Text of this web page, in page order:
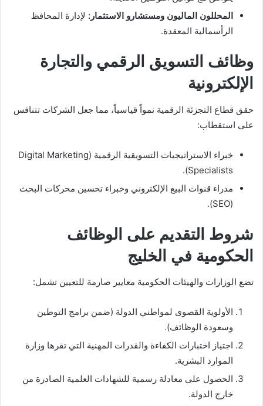
المحللون الماليون ومستشارو الاستثمار: لإدارة المحافظ
الرأسمالية المعقدة.
وظائف التسويق الرقمي والتجارة
الإلكترونية
حقق قطاع التجزئة الرقمية نمواً قياسياً، مما جعل الشركات تتنافس
على استقطاب:
خبراء الاستراتيجيات التسويقية الرقمية (Digital Marketing
Specialists).
مدراء قنوات البيع الإلكتروني وخبراء تحسين محركات البحث
(SEO).
شروط التقديم على الوظائف
الحكومية في الخليج
تضع الوزارات والهيئات الحكومية معايير صارمة للتعيين تشمل:
الأولوية القصوى لمواطني الدولة (ضمن برامج التوطين
وسعودة الوظائف).
اجتياز اختبارات الكفاءة والقدرات المهنية التي تقرها وزارة
الموارد البشرية.
الحصول على معادلة رسمية للشهادات العلمية الصادرة من
خارج الدولة.